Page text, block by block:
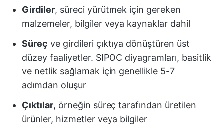
Girdiler, süreci yürütmek için gereken
malzemeler, bilgiler veya kaynaklar dahil
Süreç ve girdileri çıktıya dönüştüren üst
düzey faaliyetler. SIPOC diyagramları, basitlik
ve netlik sağlamak için genellikle 5-7
adımdan oluşur
Çıktılar, örneğin süreç tarafından üretilen
ürünler, hizmetler veya bilgiler